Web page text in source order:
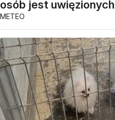
osób jest uwięzionych
METEO